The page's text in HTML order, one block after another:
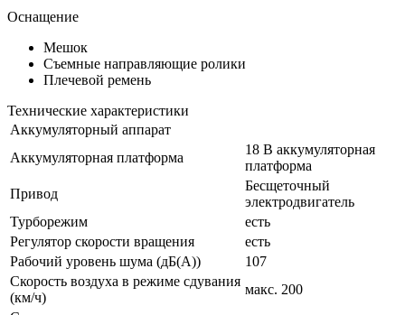
Оснащение
Мешок
Съемные направляющие ролики
Плечевой ремень
Технические характеристики
Аккумуляторный аппарат
Аккумуляторная платформа
18 В аккумуляторная
платформа
Привод
Бесщеточный
электродвигатель
Турборежим
есть
Регулятор скорости вращения
есть
Рабочий уровень шума (дБ(А))
107
Скорость воздуха в режиме сдувания
(км/ч)
макс. 200